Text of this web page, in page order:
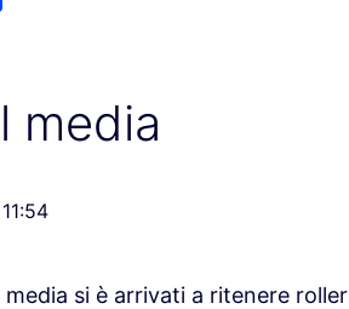
media
si è arrivati a ritenere